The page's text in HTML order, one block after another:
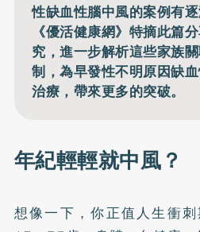
性缺血性腦中風的案例有逐
《優活健康網》特摘此篇
究，進一步解析這些家族
制，為早發性不明原因缺
治療，帶來更多的突破。
年紀輕輕就中風？
想像一下，你正值人生衝